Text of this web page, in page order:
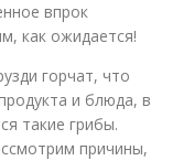
впрок
как ожидается!
горчат, что
и блюда, в
такие грибы.
причины,